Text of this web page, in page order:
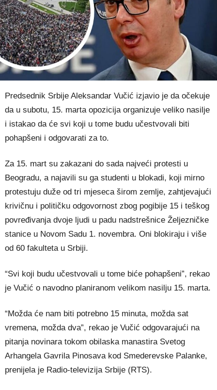
Predsednik Srbije Aleksandar Vučić izjavio je da očekuje
da u subotu, 15. marta opozicija organizuje veliko nasilje
i istakao da će svi koji u tome budu učestvovali biti
pohapšeni i odgovarati za to.
Za 15. mart su zakazani do sada najveći protesti u
Beogradu, a najavili su ga studenti u blokadi, koji mirno
protestuju duže od tri mjeseca širom zemlje, zahtjevajući
krivičnu i političku odgovornost zbog pogibije 15 i teškog
povređivanja dvoje ljudi u padu nadstrešnice Željezničke
stanice u Novom Sadu 1. novembra. Oni blokiraju i više
od 60 fakulteta u Srbiji.
“Svi koji budu učestvovali u tome biće pohapšeni”, rekao
je Vučić o navodno planiranom velikom nasilju 15. marta.
“Možda će nam biti potrebno 15 minuta, možda sat
vremena, možda dva”, rekao je Vučić odgovarajući na
pitanja novinara tokom obilaska manastira Svetog
Arhangela Gavrila Pinosava kod Smederevske Palanke,
prenijela je Radio-televizija Srbije (RTS).